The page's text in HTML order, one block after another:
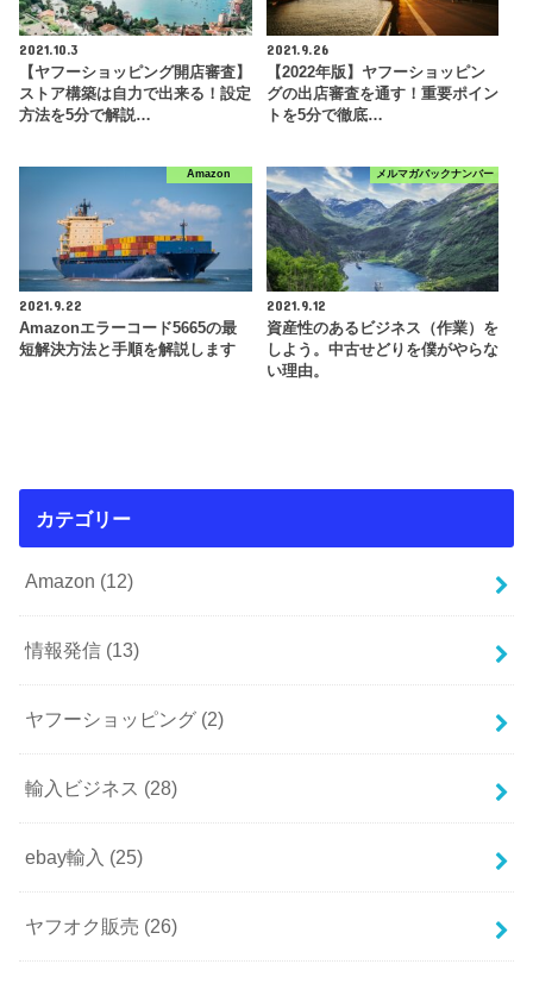
2021.10.3
【ヤフーショッピング開店審査】
ストア構築は自力で出来る！設定
方法を5分で解説…
2021.9.26
【2022年版】ヤフーショッピン
グの出店審査を通す！重要ポイン
トを5分で徹底…
Amazon
2021.9.22
Amazonエラーコード5665の最
短解決方法と手順を解説します
メルマガバックナンバー
2021.9.12
資産性のあるビジネス（作業）を
しよう。中古せどりを僕がやらな
い理由。
カテゴリー
Amazon (12)
情報発信 (13)
ヤフーショッピング (2)
輸入ビジネス (28)
ebay輸入 (25)
ヤフオク販売 (26)